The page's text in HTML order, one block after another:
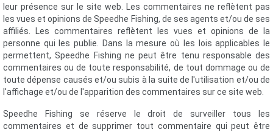
leur présence sur le site web. Les commentaires ne reflètent pas
les vues et opinions de Speedhe Fishing, de ses agents et/ou de ses
affiliés. Les commentaires reflètent les vues et opinions de la
personne qui les publie. Dans la mesure où les lois applicables le
permettent, Speedhe Fishing ne peut être tenu responsable des
commentaires ou de toute responsabilité, de tout dommage ou de
toute dépense causés et/ou subis à la suite de l'utilisation et/ou de
l'affichage et/ou de l'apparition des commentaires sur ce site web.
Speedhe Fishing se réserve le droit de surveiller tous les
commentaires et de supprimer tout commentaire qui peut être